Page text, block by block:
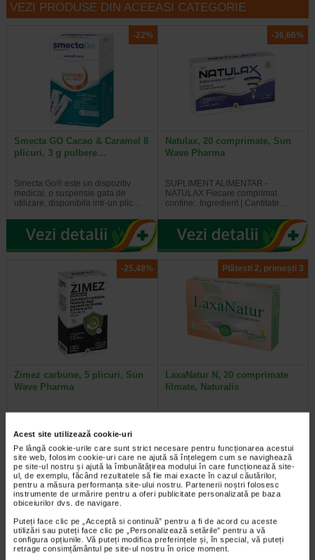
Acest site utilizează cookie-uri
Pe lângă cookie-urile care sunt strict necesare pentru funcționarea acestui
site web, folosim cookie-uri care ne ajută să înțelegem cum se navighează
pe site-ul nostru și ajută la îmbunătățirea modului în care funcționează site-
ul, de exemplu, făcând rezultatele să fie mai exacte în cazul căutărilor,
pentru a măsura performanța site-ului nostru. Partenerii noștri folosesc
instrumente de urmărire pentru a oferi publicitate personalizată pe baza
obiceiurilor dvs. de navigare.
Puteți face clic pe „Acceptă si continuă” pentru a fi de acord cu aceste
utilizări sau puteți face clic pe „Personalizează setările” pentru a vă
configura opțiunile. Vă puteți modifica preferințele și, în special, vă puteți
retrage consimțământul pe site-ul nostru în orice moment.
VEZI PRODUSE DIN ACEEASI CATEGORIE
-22%
Smecta GO Cacao & Caramel 8
plicuri, 3 g pulbere…
Smecta Go® este un dispozitiv
medical, o suspensie gata de
utilizare, disponibila intr-un plic…
-36,66%
Natulax, 20 comprimate, Sun
Wave Pharma
SUPLIMENT ALIMENTAR -
NATULAX Fiecare comprimat
contine: Ingredient | Cantitate …
-25,48%
Zimez carbune, 5 plicuri, Sun
Wave Pharma
acumularii excesive de gaze…
Plătești 2, primești 3
LaxaNatur N, 20 comprimate
filmate, Naturalis
Plătești 2, primești 3